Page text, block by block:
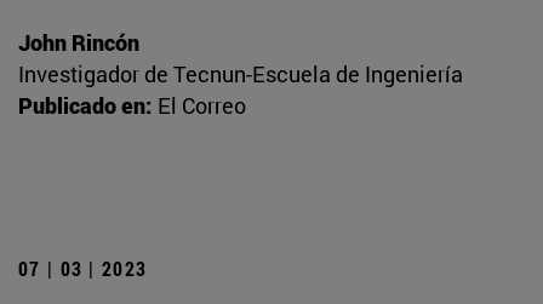
John Rincón
Investigador de Tecnun-Escuela de Ingeniería
Publicado en: El Correo
07 | 03 | 2023